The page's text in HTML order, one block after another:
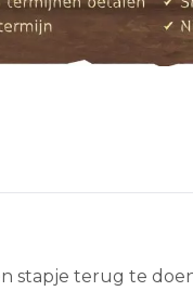
stapje terug te